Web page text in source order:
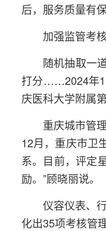
后，服务质量有
加强监管考
随机抽取一
打分……2024年
庆医科大学附属
重庆城市管
12月，重庆市卫
系。目前，评定
励。”顾晓丽说。
仪容仪表、
化出35项考核管